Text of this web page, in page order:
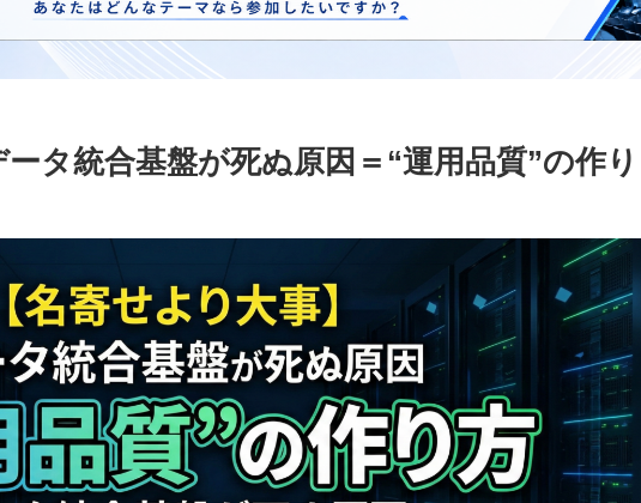
ータ統合基盤が死ぬ原因＝“運用品質”の作り